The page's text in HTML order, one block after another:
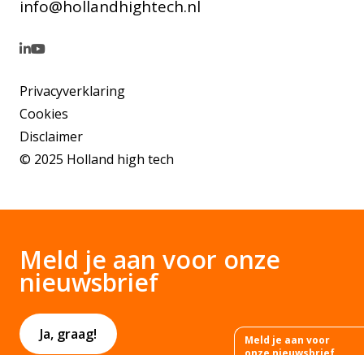
info@hollandhightech.nl
© 2025 Holland high tech
Privacyverklaring
Cookies
Disclaimer
Meld je aan voor onze
nieuwsbrief
Ja, graag!
Meld je aan voor